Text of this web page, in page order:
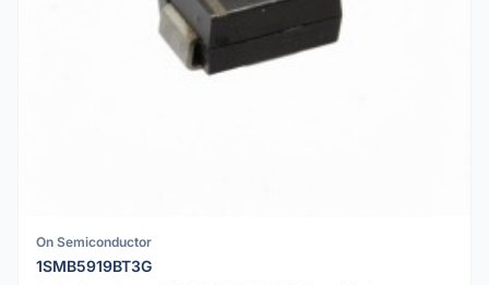
On Semiconductor
1SMB5919BT3G